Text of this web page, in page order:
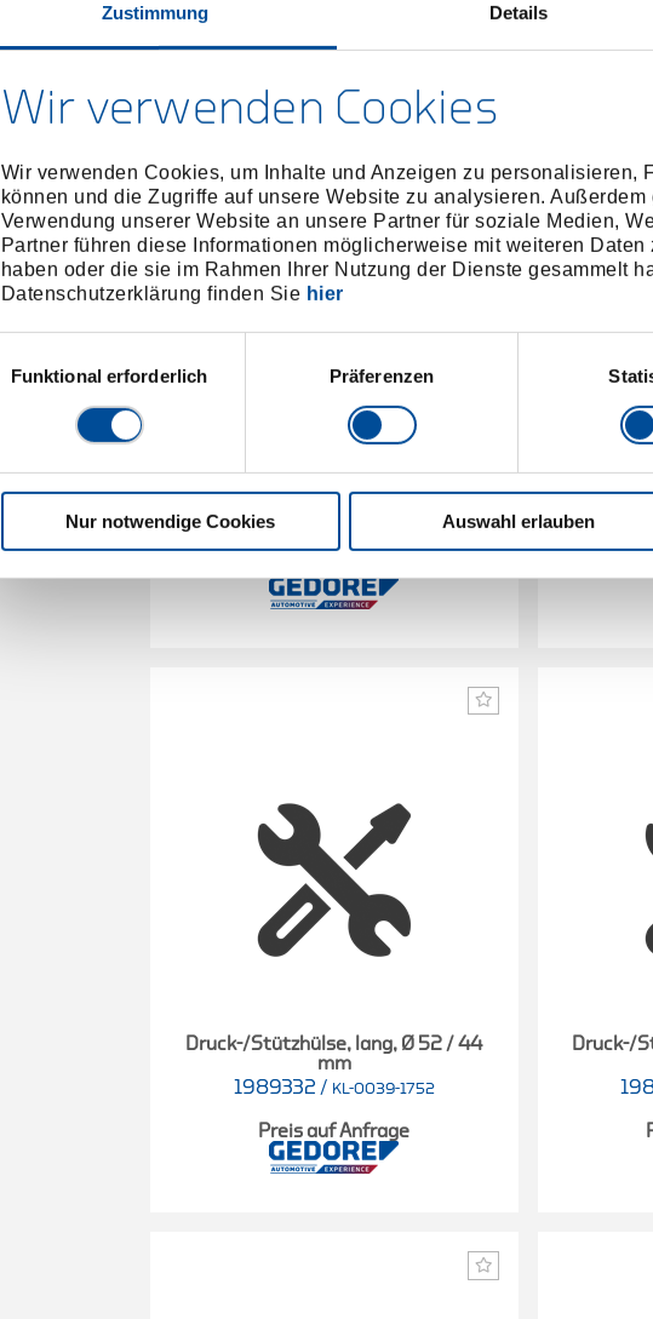
Zustimmung Details
Wir verwenden Cookies
Wir verwenden Cookies, um Inhalte und Anzeigen zu personalisieren,
können und die Zugriffe auf unsere Website zu analysieren.
Verwendung unserer Website an unsere Partner für soziale Medien,
Partner führen diese Informationen möglicherweise mit weiteren
haben oder die sie im Rahmen Ihrer Nutzung der Dienste gesammelt
Datenschutzerklärung finden Sie hier
Funktional erforderlich
Präferenzen
Nur notwendige Cookies Auswahl erlauben
Druck-/Stützhülse, lang, Ø 46 / 38
mm
2238446
Druck-/
Druck-/Stützhülse, lang, Ø 52 / 44
mm
1989332 / KL-0039-1752
Preis auf Anfrage
Druck-/